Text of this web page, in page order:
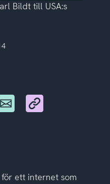
Bildt till USA:s
ett internet som